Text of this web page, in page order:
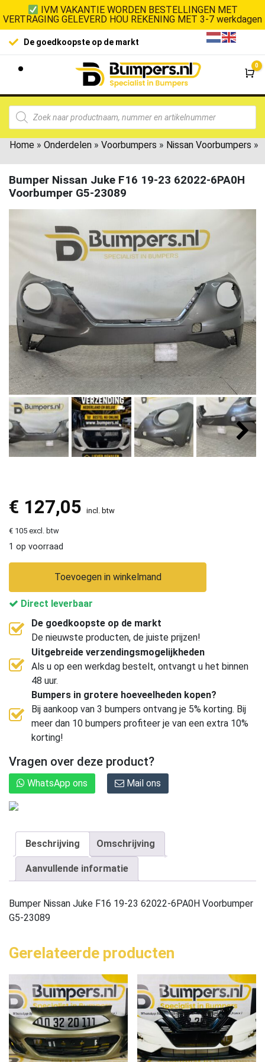
IVM VAKANTIE WORDEN BESTELLINGEN MET
VERTRAGING GELEVERD HOU REKENING MET 3-7 werkdagen
De goedkoopste op de markt
0
Home » Onderdelen » Voorbumpers » Nissan Voorbumpers »
Bumper Nissan Juke F16 19-23 62022-6PA0H
Voorbumper G5-23089
€ 127,05 incl. btw
€ 105 excl. btw
1 op voorraad
Toevoegen in winkelmand
Direct leverbaar
De goedkoopste op de markt
De nieuwste producten, de juiste prijzen!
Uitgebreide verzendingsmogelijkheden
Als u op een werkdag bestelt, ontvangt u het binnen
48 uur.
Bumpers in grotere hoeveelheden kopen?
Bij aankoop van 3 bumpers ontvang je 5% korting. Bij
meer dan 10 bumpers profiteer je van een extra 10%
korting!
Vragen over deze product?
WhatsApp ons Mail ons
Beschrijving Omschrijving
Aanvullende informatie
Bumper Nissan Juke F16 19-23 62022-6PA0H Voorbumper
G5-23089
Gerelateerde producten